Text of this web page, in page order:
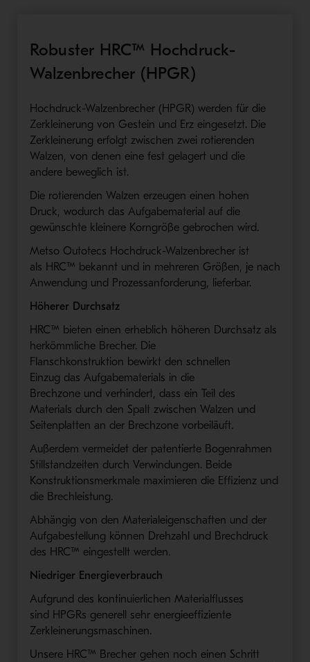
Robuster HRC™ Hochdruck-
Walzenbrecher (HPGR)
Hochdruck-Walzenbrecher(HPGR) werden für die
Zerkleinerung von Gestein und Erz eingesetzt. Die
Zerkleinerung erfol gt zwischen zwei rotierenden
Walzen, von denen eine fest gelagert und die
andere beweglich ist.
Die rotierenden Walzen erzeugen einen hohen
Druck, wodurch das Aufgabematerial auf die
gewünschte kleinere Korngröße gebrochen wird.
Metso Outotecs Hochdruck-Walzenbrecher ist
als HRC™ bekannt und in mehreren Größen, je nach
Anwendung und Prozessanforderung, lieferbar.
Höherer Durchsatz
HRC™ bieten einen erheblich höheren Durchsatz als
herkömmliche Brecher. Die
Flanschkonstruktion bewirkt den schnellen
Einzug das Aufgabematerial s in die
Brechzoneund verhindert, dass ein Teil des
Material s durch den Spalt zwischen Walzen und
Seitenplatten an der Brechzone vorbeiläuft.
Außerdem vermeidetder patentierte Bogenrahmen
Stillstandzeiten durch Verwindungen.Beide
Konstruktionsmerkmale maximieren die Effizienz und
die Brechleistung.
Abhängig von den Materialeigenschaften und der
Aufgabestellung können Drehzahl und Brechdruck
des HRC™ eingestellt werden.
Niedriger Energieverbrauch
Aufgrund des kontinuierlichen Materialflusses
sind HPGRs generell sehr energieeffiziente
Zerkleinerungsmaschinen.
Unsere HRC™ Brechergehen noch einen Schritt